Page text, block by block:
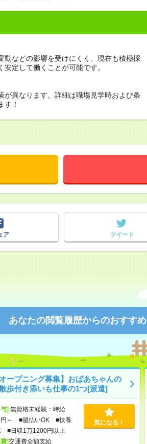
動などの影響を受けにくく、現在も積極採
定して働くことが可能です。
が異なります。詳細は職場見学時および条
す！
ア
ツイート
あなたの閲覧履歴からのおすすめ
オープニング募集】おばあちゃんの
歩付き添いも仕事の1つ[派遣]
]無資格未経験：時給
円～ ■週払いOK ■扶養
■日収1万1200円以上
]交通費全額支給
気になる！